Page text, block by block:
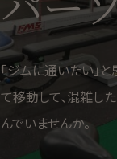
「ジムに通いたい」
て移動して、混雑し
んでいませんか。